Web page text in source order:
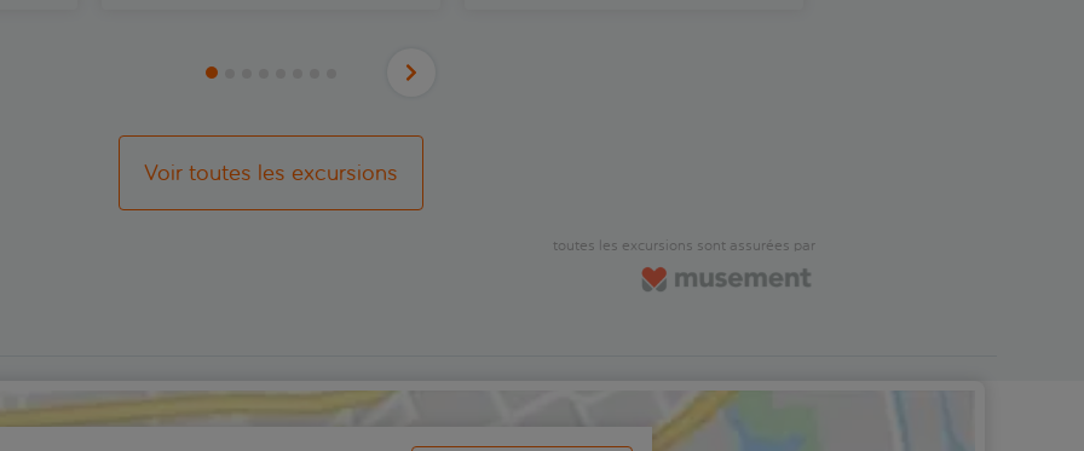
Voir toutes les excursions
toutes les excursions sont assurées par